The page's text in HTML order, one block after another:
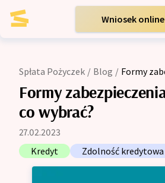
Wniosek online
Kredyty dla firm
Opinie
Blog
Spłata Pożyczek / Blog / Formy
Formy
co wybrać?
27.02.2023
Kredyt
Zdolność kredytowa